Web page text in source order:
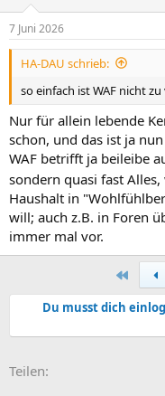
e
n
7 Juni 2026
HA-DAU schrieb:
so einfach ist WAF nicht
Nur für allein lebende
schon, und das ist ja
WAF betrifft ja beileibe
sondern quasi fast Alles,
Haushalt in
will; auch z.B. in Foren
immer mal vor.
Erste
Du musst dich
Teilen: